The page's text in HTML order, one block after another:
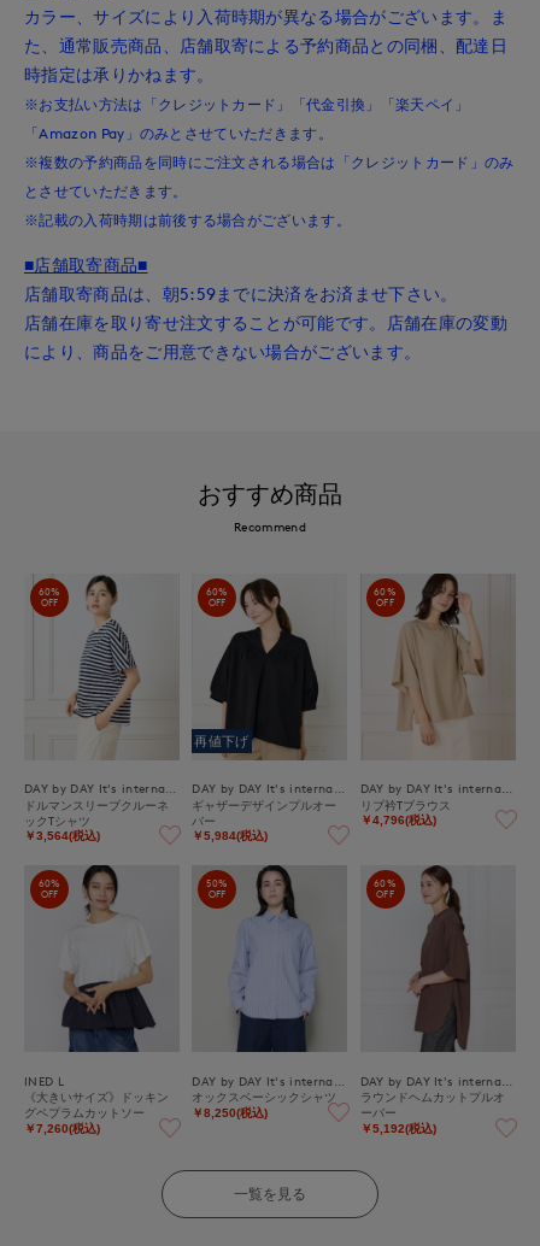
カラー、サイズにより入荷時期が異なる場合がございます。ま
た、通常販売商品、店舗取寄による予約商品との同梱、配達日
時指定は承りかねます。
※お支払い方法は「クレジットカード」「代金引換」「楽天ペイ」
「Amazon Pay」のみとさせていただきます。
※複数の予約商品を同時にご注文される場合は「クレジットカード」のみ
とさせていただきます。
※記載の入荷時期は前後する場合がございます。
■店舗取寄商品■
店舗取寄商品は、朝5:59までに決済をお済ませ下さい。
店舗在庫を取り寄せ注文することが可能です。店舗在庫の変動
により、商品をご用意できない場合がございます。
おすすめ商品
Recommend
60%
OFF
ドルマンスリーブクルーネ
ックTシャツ
￥3,564(税込)
60%
OFF
再値下げ
ギャザーデザインプルオー
バー
￥5,984(税込)
60%
OFF
リブ衿Tブラウス
￥4,796(税込)
60%
OFF
INED L
《大きいサイズ》ドッキン
グペプラムカットソー
￥7,260(税込)
50%
OFF
オックスベーシックシャツ
￥8,250(税込)
60%
OFF
ラウンドヘムカットプルオ
ーバー
￥5,192(税込)
一覧を見る